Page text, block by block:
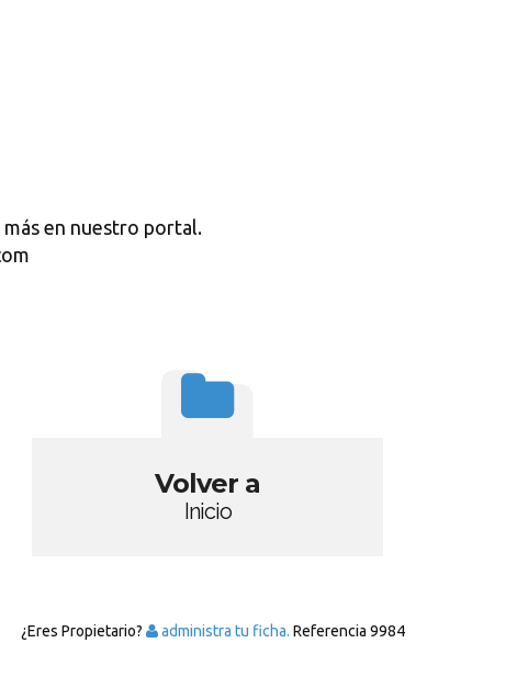
más en nuestro portal.
Volver a
Inicio
¿Eres Propietario? administra tu ficha. Referencia 9984